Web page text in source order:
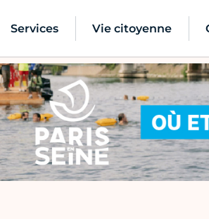
Services Vie citoyenne